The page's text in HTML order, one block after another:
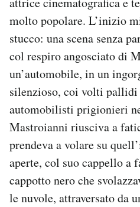
molto popolare. L’inizio
stucco: una scena senza
col respiro angosciato di
un’automobile, in un
silenzioso, coi volti
automobilisti prigionieri
Mastroianni riusciva a
prendeva a volare su
aperte, col suo cappello a
cappotto nero che
le nuvole, attraversato da